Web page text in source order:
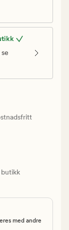
med andre